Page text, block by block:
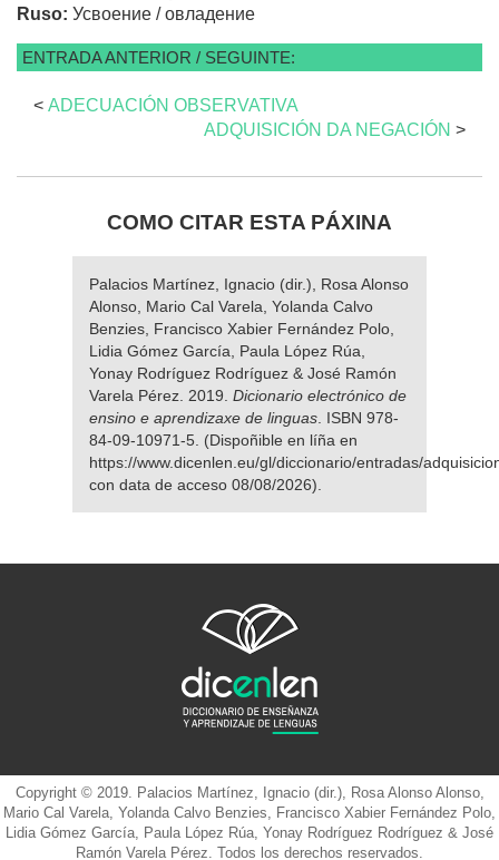
Ruso: Усвоение / овладение
ENTRADA ANTERIOR / SEGUINTE:
< ADECUACIÓN OBSERVATIVA
ADQUISICIÓN DA NEGACIÓN >
COMO CITAR ESTA PÁXINA
Palacios Martínez, Ignacio (dir.), Rosa Alonso
Alonso, Mario Cal Varela, Yolanda Calvo
Benzies, Francisco Xabier Fernández Polo,
Lidia Gómez García, Paula López Rúa,
Yonay Rodríguez Rodríguez & José Ramón
Varela Pérez. 2019. Dicionario electrónico de
ensino e aprendizaxe de linguas . ISBN 978-
84-09-10971-5. (Dispoñible en líña en
https://www.dicenlen.eu/gl/diccionario/entradas/
con data de acceso 08/08/2026).
Copyright © 2019. Palacios Martínez, Ignacio (dir.), Rosa Alonso Alonso,
Mario Cal Varela, Yolanda Calvo Benzies, Francisco Xabier Fernández Polo,
Lidia Gómez García, Paula López Rúa, Yonay Rodríguez Rodríguez & José
Ramón Varela Pérez. Todos los derechos reservados.